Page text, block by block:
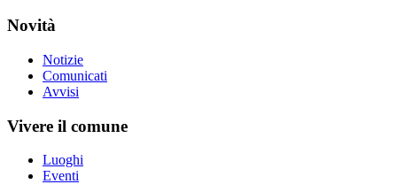
Novità
Notizie
Comunicati
Avvisi
Vivere il comune
Luoghi
Eventi